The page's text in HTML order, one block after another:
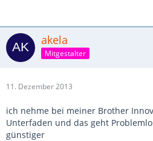
akela
Mitgestalter
11. Dezember 2013
ich nehme bei meiner Brother
Unterfaden und das geht
günstiger